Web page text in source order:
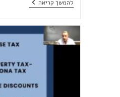
להמשך קריאהבאמונה
דיור
הדתי
לאומי:
קהילתיות